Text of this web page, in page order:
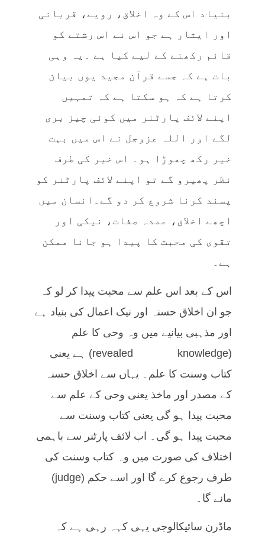
بنیاد اس کے وہ اخلاق، رویے، قربانی
اور ایثار ہے جو اس نے اس رشتے کو
قائم رکھنے کے لیے کیا ہے ۔یہ وہی
بات ہے کہ جسے قرآن مجید یوں بیان
کرتا ہے کہ ہو سکتا ہے کہ تمہیں
اپنے لائف پارٹنر میں کوئی چیز بری
لگے اور اللہ عزوجل نے اس میں بہت
خیر رکھ چھوڑا ہو۔ اس خیر کی طرف
نظر پھیرو گے تو اپنے لائف پارٹنر کو
پسند کرنا شروع کر دو گے۔انسان میں
اچھے اخلاق، عمدہ صفات، نیکی اور
تقوی کی محبت کا پیدا ہو جانا ممکن
ہے۔
اس کے بعد اس علم سے محبت پیدا کر لو کہ
جو ان اخلاق حسنہ اور نیک اعمال کی بنیاد ہے
اور مذہبی بیانیے میں وہ وحی کا علم
(revealed knowledge) ہے یعنی
کتاب وسنت کا علم۔ یہاں سے اخلاق حسنہ
کے مصدر اور ماخذ یعنی وحی کے علم سے
محبت پیدا ہو گی یعنی کتاب وسنت سے
محبت پیدا ہو گی۔ اب لائف پارٹنر سے باہمی
اختلاف کی صورت میں وہ کتاب وسنت کی
طرف رجوع کرے گا اور اسے حکم (judge)
مانے گا۔
ماڈرن سائیکالوجی یہی کہہ رہی ہے کہ